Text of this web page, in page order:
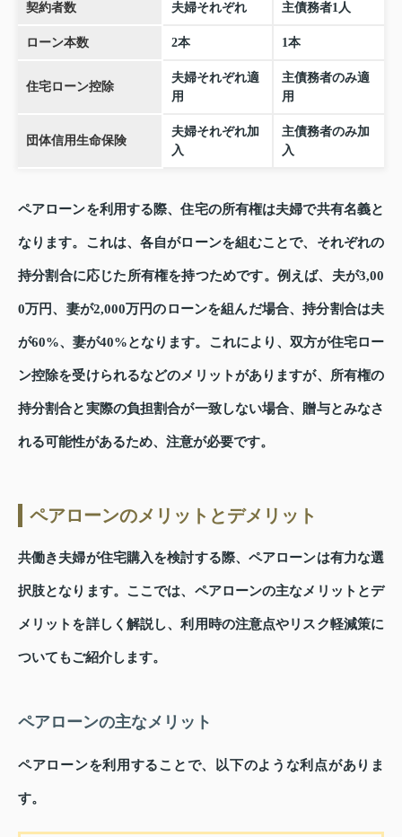
契約者数 夫婦それぞれ 主債務者1人
ローン本数 2本 1本
住宅ローン控除
夫婦それぞれ適
用
主債務者のみ適
用
団体信用生命保険
夫婦それぞれ加
入
主債務者のみ加
入
ペアローンを利用する際、住宅の所有権は夫婦で共有名義と
なります。これは、各自がローンを組むことで、それぞれの
持分割合に応じた所有権を持つためです。例えば、夫が3,00
0万円、妻が2,000万円のローンを組んだ場合、持分割合は夫
が60%、妻が40%となります。これにより、双方が住宅ロー
ン控除を受けられるなどのメリットがありますが、所有権の
持分割合と実際の負担割合が一致しない場合、贈与とみなさ
れる可能性があるため、注意が必要です。
ペアローンのメリットとデメリット
共働き夫婦が住宅購入を検討する際、ペアローンは有力な選
択肢となります。ここでは、ペアローンの主なメリットとデ
メリットを詳しく解説し、利用時の注意点やリスク軽減策に
ついてもご紹介します。
ペアローンの主なメリット
ペアローンを利用することで、以下のような利点がありま
す。